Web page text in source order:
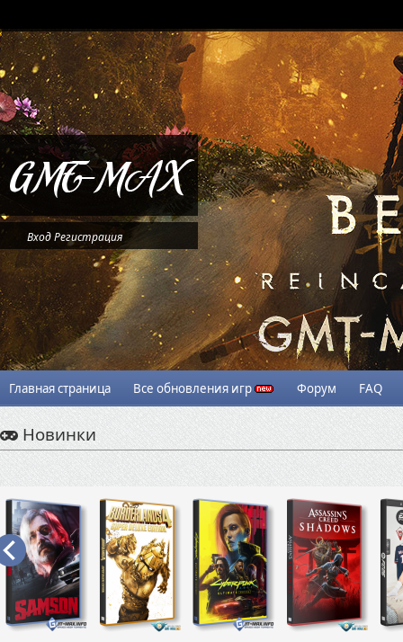
ВходРегистрация
Главная страница Все обновления игр Форум FAQ
Новинки